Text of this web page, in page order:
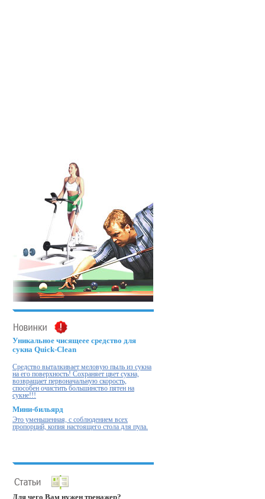
Уникальное чисящеее средство для
сукна Quick-Clean
Cредство выталкивает меловую пыль из сукна
на его поверхность! Cохраняет цвет сукна,
возвращает первоначальную скорость,
способен очистить большинство пятен на
сукне!!!
Мини-бильярд
Это уменьшенная, с соблюдением всех
пропорций, копия настоящего стола для пула.